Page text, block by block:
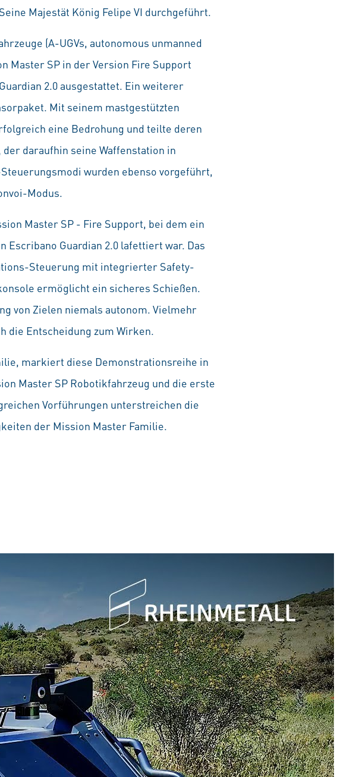
Majestät König Felipe VI durchgeführt.
(A-UGVs, autonomous unmanned
Master SP in der Version Fire Support
2.0 ausgestattet. Ein weiterer
Mit seinem mastgestützten
eine Bedrohung und teilte deren
daraufhin seine Waffenstation in
wurden ebenso vorgeführt,
Modus.
Master SP - Fire Support, bei dem ein
Escribano Guardian 2.0 lafettiert war. Das
Steuerung mit integrierter Safety-
ermöglicht ein sicheres Schießen.
von Zielen niemals autonom. Vielmehr
die Entscheidung zum Wirken.
markiert diese Demonstrationsreihe in
Master SP Robotikfahrzeug und die erste
Vorführungen unterstreichen die
der Mission Master Familie.